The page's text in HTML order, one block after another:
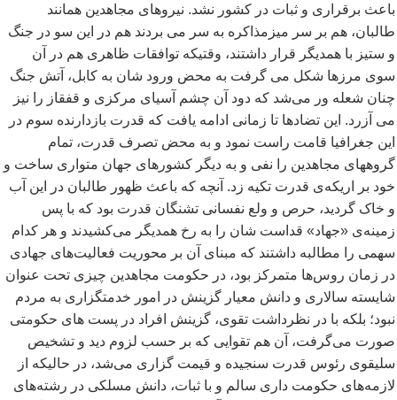
باعث برقراری و ثبات در کشور نشد. نیروهای مجاهدین همانند
طالبان، هم بر سر میزمذاکره به سر می بردند هم در این سو در جنگ
و ستیز با همدیگر قرار داشتند، وقتیکه توافقات ظاهری هم در آن
سوی مرزها شکل می گرفت به محض ورود شان به کابل، آتش جنگ
چنان شعله ور میشد که دود آن چشم آسیای مرکزی و قفقاز را نیز
می آزرد. این تضادها تا زمانی ادامه یافت که قدرت بازدارنده سوم در
این جغرافیا قامت راست نمود و به محض تصرف قدرت، تمام
گروههای مجاهدین را نفی و به دیگر کشورهای جهان متواری ساخت و
خود بر اریکهی قدرت تکیه زد. آنچه که باعث ظهور طالبان در این آب
و خاک گردید، حرص و ولع نفسانی تشنگان قدرت بود که با پس
زمینهی «جهاد» قداست شان را به رخ همدیگر میکشیدند و هر کدام
سهمی را مطالبه داشتند که مبنای آن بر محوریت فعالیتهای جهادی
در زمان روسها متمرکز بود، در حکومت مجاهدین چیزی تحت عنوان
شایسته سالاری و دانش معیار گزینش در امور خدمتگزاری به مردم
نبود؛ بلکه با در نظرداشت تقوی، گزینش افراد در پست های حکومتی
صورت میگرفت، آن هم تقوایی که بر حسب لزوم دید و تشخیص
سلیقوی رئوس قدرت سنجیده و قیمت گزاری میشد، در حالیکه از
لازمههای حکومت داری سالم و با ثبات، دانش مسلکی در رشتههای